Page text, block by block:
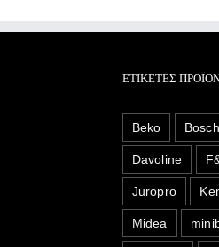
ΕΤΙΚΈΤΕΣ
Beko Bosch
Davoline
Juropro
Midea